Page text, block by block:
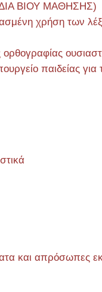
ΒΙΟΥ ΜΑΘΗΣΗΣ)
χρήση των
ορθογραφίας
παιδείας για
και απρόσωπες